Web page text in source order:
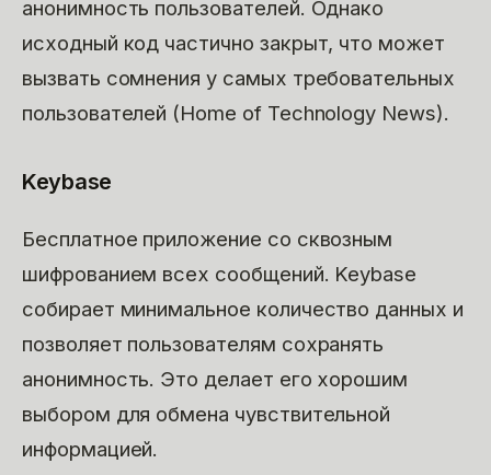
анонимность пользователей. Однако
исходный код частично закрыт, что может
вызвать сомнения у самых требовательных
пользователей (Home of Technology News).
Keybase
Бесплатное приложение со сквозным
шифрованием всех сообщений. Keybase
собирает минимальное количество данных и
позволяет пользователям сохранять
анонимность. Это делает его хорошим
выбором для обмена чувствительной
информацией.